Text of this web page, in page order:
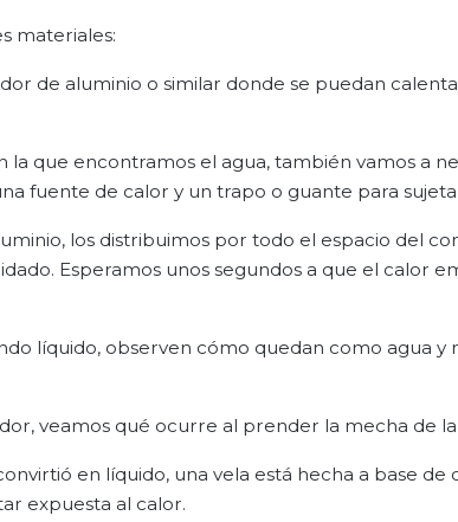
materiales:
de aluminio o similar donde se puedan
la que encontramos el agua, también vamos a
fuente de calor y un trapo o guante para
los distribuimos por todo el espacio del
Esperamos unos segundos a que el calor
líquido, observen cómo quedan como agua y
veamos qué ocurre al prender la mecha de la
en líquido, una vela está hecha a base de
expuesta al calor.